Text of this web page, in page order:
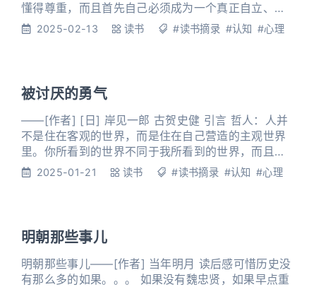
懂得尊重，而且首先自己必须成为一个真正自立、充
满勇气的人。 阿德勒心理学是一种宗教吗？ 哲学和宗
主人公的抽象概念来解释世界。 教育的目标是“自立”
到
2025-02-13 读书 #读书摘录 #认知 #心理
被讨厌的勇气
——[作者] [日] 岸见一郎 古贺史健 引言 哲人：人并
不是住在客观的世界，而是住在自己营造的主观世界
里。你所看到的世界不同于我所看到的世界，而且恐
怕是不可能与任何人共有的世界。 第一夜 我们的不幸
创伤）是引起目前不幸的罪魁祸首。当我们把人生看
作一幕大型戏
2025-01-21 读书 #读书摘录 #认知 #心理
明朝那些事儿
明朝那些事儿——[作者] 当年明月 读后感可惜历史没
有那么多的如果。。。 如果没有魏忠贤，如果早点重